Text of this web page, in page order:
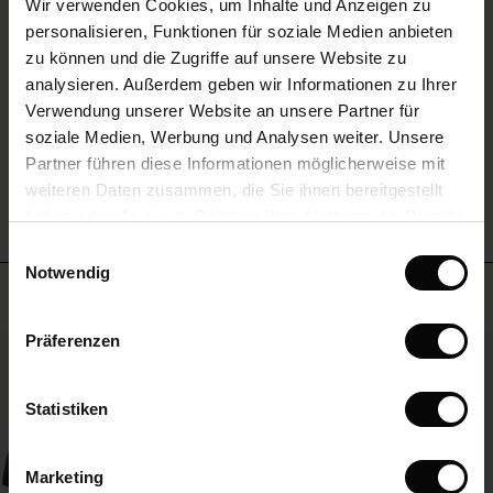
Wir verwenden Cookies, um Inhalte und Anzeigen zu
personalisieren, Funktionen für soziale Medien anbieten
zu können und die Zugriffe auf unsere Website zu
analysieren. Außerdem geben wir Informationen zu Ihrer
Verwendung unserer Website an unsere Partner für
soziale Medien, Werbung und Analysen weiter. Unsere
Partner führen diese Informationen möglicherweise mit
weiteren Daten zusammen, die Sie ihnen bereitgestellt
Notwendig
Präferenzen
Statistiken
Marketing
(Sale)
(Sale)
Sale
Sale
im Sale
First Layers
Begins – Pre-Autumn 2026
Ease - Summer 2026
- Summer 2026
– Spring 2026
Sets
Leinen
– 2 kaufen, 10% sparen
– Ihre Garderobe beginnt hier
rating
EINE BEWERTUNG SCHREIBEN
ALLE BEWERTUNGEN AUS ALLEN LÄNDERN ANSEHEN